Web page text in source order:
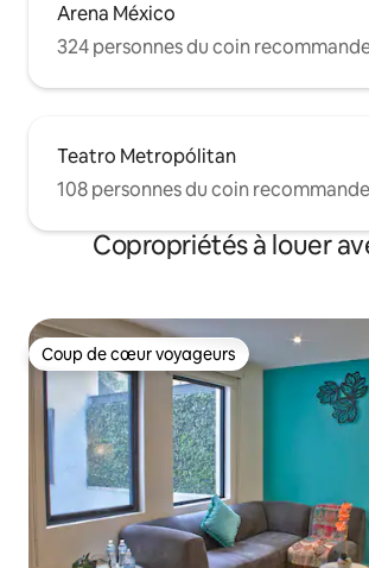
Arena México
324 personnes du coin
Teatro Metropólitan
108 personnes du coin
Copropriétés à louer
Coup de cœur voyageurs
Coup de cœur voyageurs